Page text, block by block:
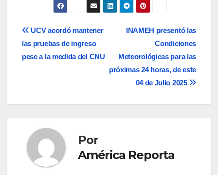
Navegación
de
INAMEH presentó las
Condiciones
Meteorológicas para las
próximas 24 horas, de este
04 de Julio 2025
UCV acordó mantener
las pruebas de ingreso
pese a la medida del CNU
Por
América Reporta